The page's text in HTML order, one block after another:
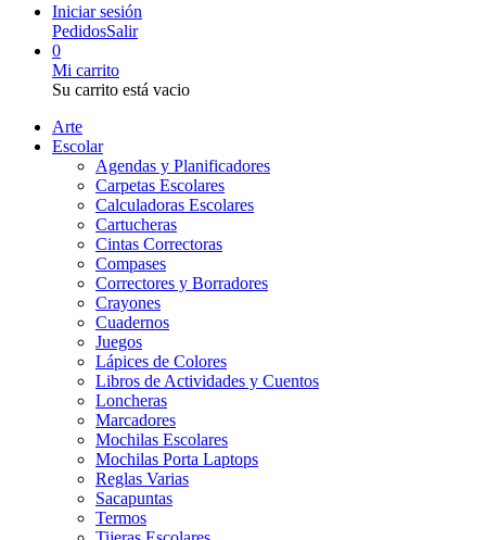
Iniciar sesión
PedidosSalir
0
Mi carrito
Su carrito está vacio
Arte
Escolar
Agendas y Planificadores
Carpetas Escolares
Calculadoras Escolares
Cartucheras
Cintas Correctoras
Compases
Correctores y Borradores
Crayones
Cuadernos
Juegos
Lápices de Colores
Libros de Actividades y Cuentos
Loncheras
Marcadores
Mochilas Escolares
Mochilas Porta Laptops
Reglas Varias
Sacapuntas
Termos